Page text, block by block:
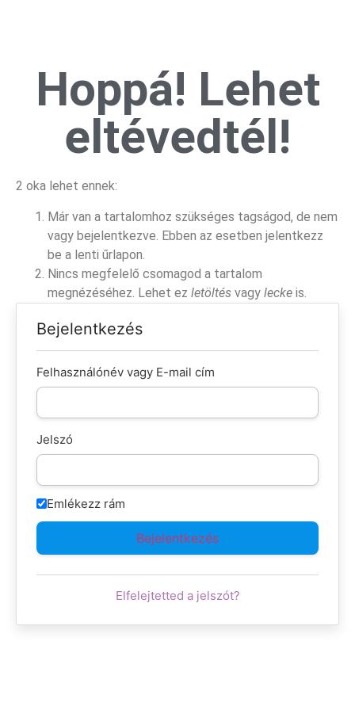
Hoppá! Lehet
eltévedtél!
2 oka lehet ennek:
Már van a tartalomhoz szükséges tagságod, de nem
vagy bejelentkezve. Ebben az esetben jelentkezz
be a lenti űrlapon.
Nincs megfelelő csomagod a tartalom
megnézéséhez. Lehet ez letöltés vagy lecke is.
Bejelentkezés
Felhasználónév vagy E-mail cím
Jelszó
Emlékezz rám
Elfelejtetted a jelszót?